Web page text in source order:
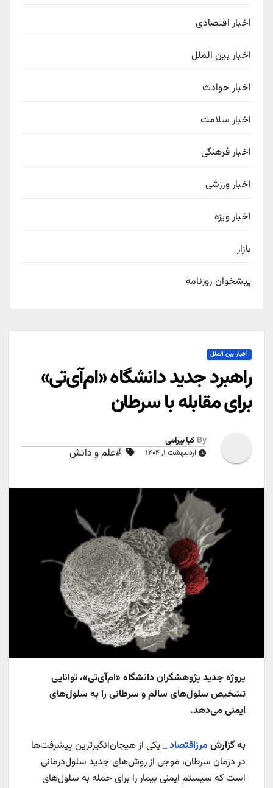
اخبار اقتصادی
اخبار بین الملل
اخبار حوادث
اخبار سلامت
اخبار فرهنگی
اخبار ورزشی
اخبار ویژه
بازار
پیشخوان روزنامه
اخبار بین الملل
راهبرد جدید دانشگاه «ام‌آی‌تی»
برای مقابله با سرطان
By کیا بیرامی
اردیبهشت ۱, ۱۴۰۴ #علم و دانش
پروژه جدید پژوهشگران دانشگاه «ام‌آی‌تی»، توانایی
تشخیص سلول‌های سالم و سرطانی را به سلول‌های
ایمنی می‌دهد.
به گزارش مرزاقتصاد _یکی از هیجان‌انگیزترین پیشرفت‌ها
در درمان سرطان، موجی از روش‌های جدید سلول‌درمانی
است که سیستم ایمنی بیمار را برای حمله به سلول‌های